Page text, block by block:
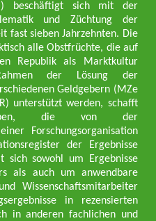
beschäftigt sich mit der
und Züchtung der
fast sieben Jahrzehnten. Die
alle Obstfrüchte, die auf
Republik als Marktkultur
der Lösung der
Geldgebern (MZe
unterstützt werden, schafft
die von der
Forschungsorganisation
der Ergebnisse
sich sowohl um Ergebnisse
als auch um anwendbare
Wissenschaftsmitarbeiter
in rezensierten
in anderen fachlichen und